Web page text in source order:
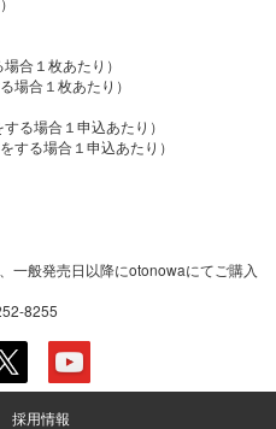
合１枚あたり）
場合１枚あたり）
る場合１申込あたり）
する場合１申込あたり）
一般発売日以降にotonowaにてご購入
8255
採用情報